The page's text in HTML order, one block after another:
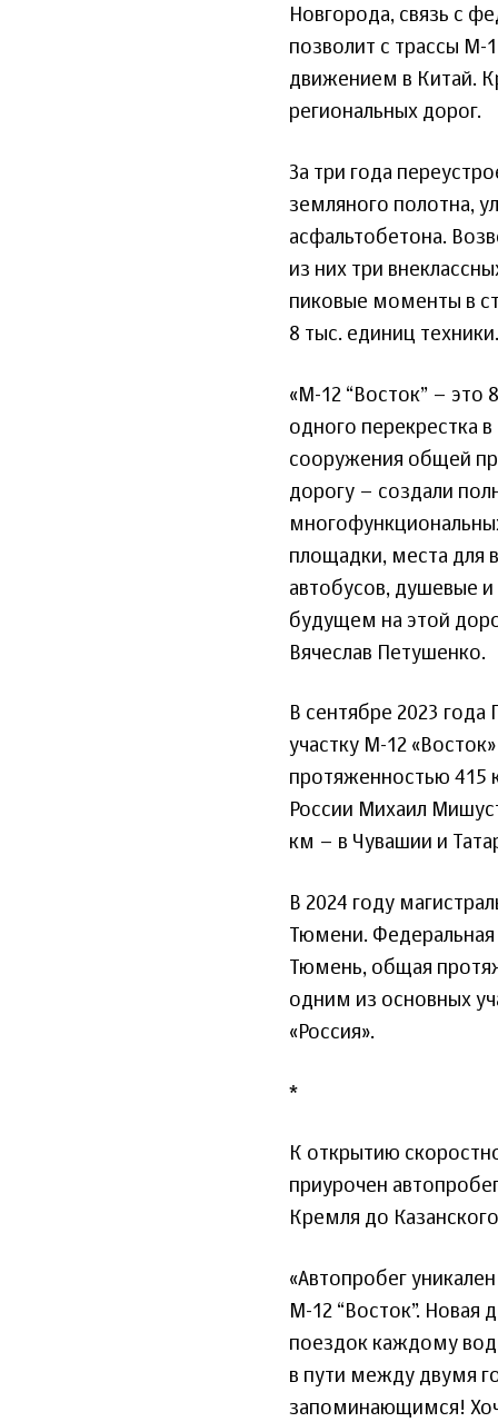
Новгорода, связь с
позволит с трассы М-
движением в Китай.
региональных дорог.
За три года
земляного полотна,
асфальтобетона.
из них три
пиковые моменты в
8 тыс. единиц техники.
«М-12 “Восток” – это
одного перекрестка
сооружения общей
дорогу – создали
площадки, места для
автобусов, душевые и
будущем на этой
Вячеслав Петушенко.
В сентябре 2023
участку М-12
протяженностью 415
России Михаил
км – в Чувашии и
В 2024 году
Тюмени.
Тюмень, общая
одним из основных
«Россия».
*
К открытию
приурочен
Кремля до
«Автопробег
М-12 “Восток”. Новая
поездок каждому
в пути между двумя
запоминающимся!